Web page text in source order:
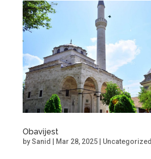
Obavijest
bySanid Mar 28, 2025| Uncategorized